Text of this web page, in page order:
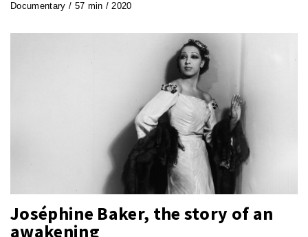
Documentary / 57 min / 2020
Joséphine Baker, the story of an
awakening